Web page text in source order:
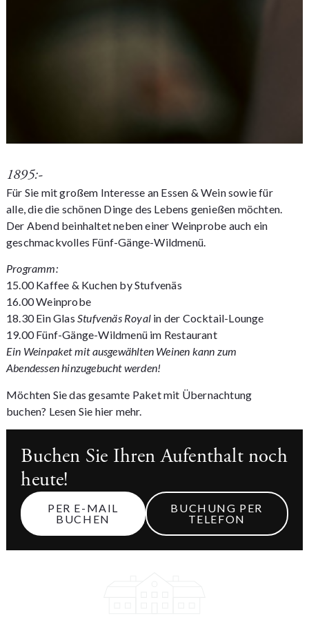
1895:-
Für Sie mit großem Interesse an Essen & Wein sowie für
alle, die die schönen Dinge des Lebens genießen möchten.
Der Abend beinhaltet neben einer Weinprobe auch ein
geschmackvolles Fünf-Gänge-Wildmenü.
Programm:
15.00 Kaffee & Kuchen by Stufvenäs
16.00 Weinprobe
18.30 Ein Glas Stufvenäs Royalin der Cocktail-Lounge
19.00 Fünf-Gänge-Wildmenü im Restaurant
Ein Weinpaket mit ausgewählten Weinen kann zum
Abendessen hinzugebucht werden!
Möchten Sie das gesamte Paket mit Übernachtung
buchen? Lesen Sie hier mehr.
Buchen Sie Ihren Aufenthalt noch
heute!
PER E-MAIL
BUCHEN
BUCHUNG PER
TELEFON